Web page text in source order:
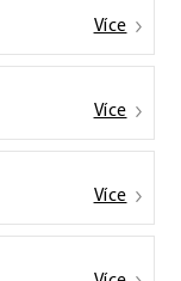
Více
Více
Více